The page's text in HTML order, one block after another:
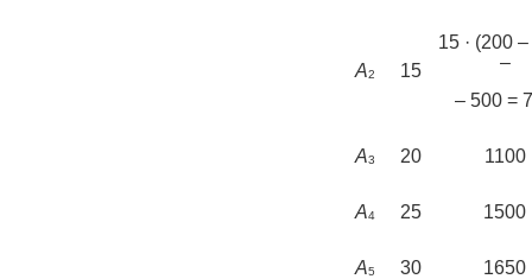
А2 15
15 · (200
–
– 500 =
A3 20 1100
A4 25 1500
A5 30 1650